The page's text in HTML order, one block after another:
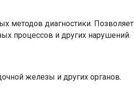
методов диагностики. Позволяет
процессов и других нарушений.
железы и других органов.